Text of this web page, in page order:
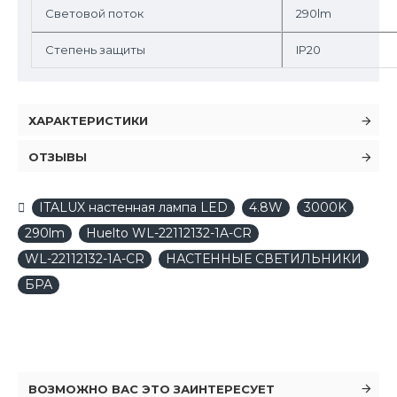
Световой поток 290lm
Степень защиты IP20
ХАРАКТЕРИСТИКИ
ОТЗЫВЫ
ITALUX настенная лампа LED 4.8W
3000K
290lm
Huelto WL-22112132-1A-CR
WL-22112132-1A-CR
НАСТЕННЫЕ СВЕТИЛЬНИКИ
БРА
ВОЗМОЖНО ВАС ЭТО ЗАИНТЕРЕСУЕТ